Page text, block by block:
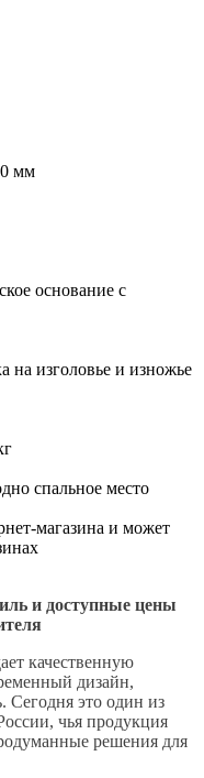
мм
основание с
на изголовье и изножье
спальное место
магазина и может
и доступные цены
качественную
дизайн,
Сегодня это один из
чья продукция
решения для